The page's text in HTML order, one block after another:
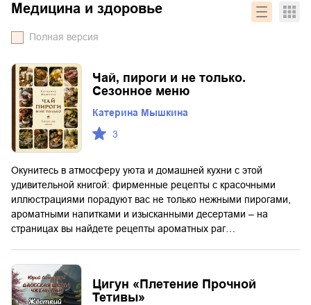
медицина и здоровье
Полная версия
Чай, пироги и не только.
Сезонное меню
Катерина Мышкина
3
Окунитесь в атмосферу уюта и домашней кухни с этой
удивительной книгой: фирменные рецепты с красочными
иллюстрациями порадуют вас не только нежными пирогами,
ароматными напитками и изысканными десертами – на
страницах вы найдете рецепты ароматных раг…
Цигун «Плетение Прочной
Тетивы»